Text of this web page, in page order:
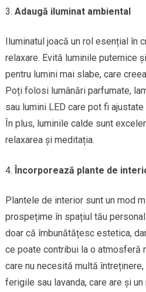
Adaugă iluminat ambiental
Iluminatul joacă un rol esențial în
relaxare. Evită luminile puternice
pentru lumini mai slabe, care
Poți folosi lumânări parfumate,
sau lumini LED care pot fi
În plus, luminile calde sunt
relaxarea și meditația.
Încorporează plante de
Plantele de interior sunt un mod
prospețime în spațiul tău
doar că îmbunătățesc estetica,
ce poate contribui la o atmosferă
care nu necesită multă
ferigile sau lavanda, care are și